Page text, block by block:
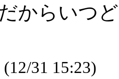
からいつ
(12/31 15:23)